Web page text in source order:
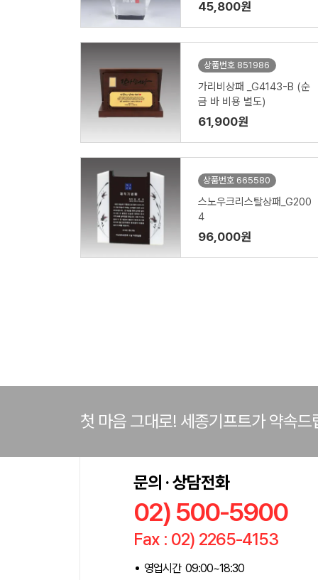
45,800원
상품번호 851986
가리비상패 _G4143-B (순
금 바 비용 별도)
61,900원
상품번호 665580
스노우크리스탈상패_G200
4
96,000원
첫 마음 그대로! 세종기프트가 약속드
문의 · 상담전화
02) 500-5900
Fax : 02) 2265-4153
영업시간 09:00~18:30